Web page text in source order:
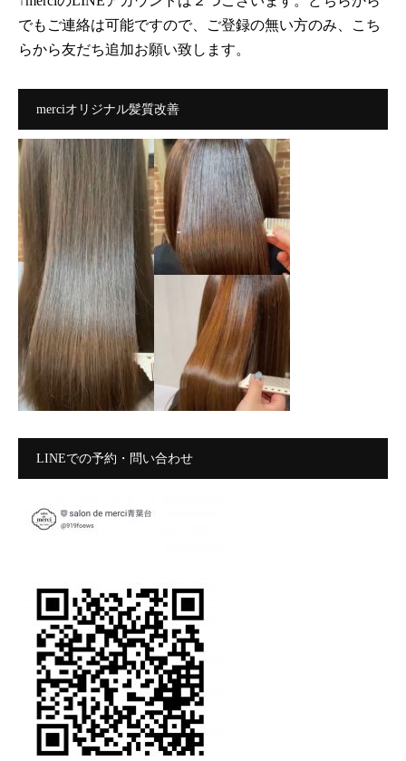
でもご連絡は可能ですので、ご登録の無い方のみ、こち
らから友だち追加お願い致します。
merciオリジナル髪質改善
LINEでの予約・問い合わせ